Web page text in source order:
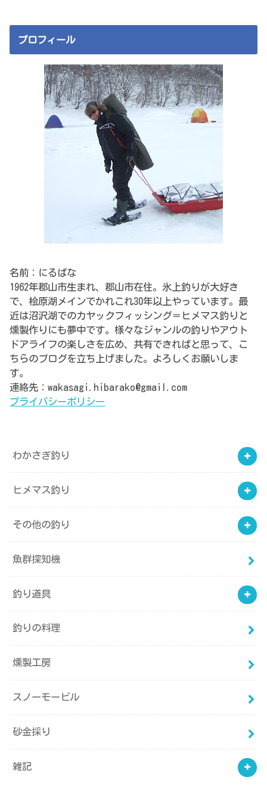
プロフィール
名前：にるばな
1962年郡山市生まれ、郡山市在住。氷上釣りが大好き
で、桧原湖メインでかれこれ30年以上やっています。最
近は沼沢湖でのカヤックフィッシング＝ヒメマス釣りと
燻製作りにも夢中です。様々なジャンルの釣りやアウト
ドアライフの楽しさを広め、共有できればと思って、こ
ちらのブログを立ち上げました。よろしくお願いしま
す。
連絡先：wakasagi.hibarako@gmail.com
プライバシーポリシー
わかさぎ釣り
ヒメマス釣り
その他の釣り
魚群探知機
釣り道具
釣りの料理
燻製工房
スノーモービル
砂金採り
雑記